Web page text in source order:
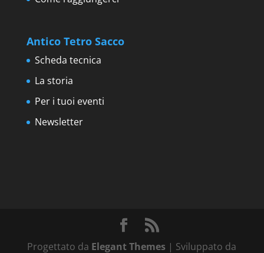
Antico Tetro Sacco
Scheda tecnica
La storia
Per i tuoi eventi
Newsletter
Progettato da Elegant Themes | Sviluppato da